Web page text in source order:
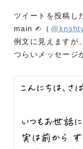
ツイートを投稿し
main ✍︎（
例文に見えますが
つらいメッセージ